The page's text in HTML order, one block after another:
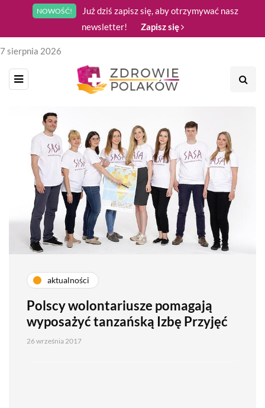
NOWOŚĆ!
Już dziś zapisz się, aby otrzymywać nasz
newsletter!
Zapisz się
7 sierpnia 2026
aktualności
Polscy wolontariusze pomagają
wyposażyć tanzańską Izbę Przyjęć
26 września 2017